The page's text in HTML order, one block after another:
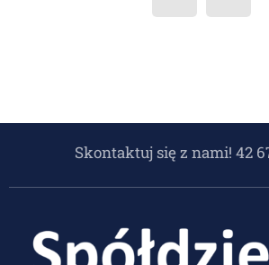
Skontaktuj się z nami! 42